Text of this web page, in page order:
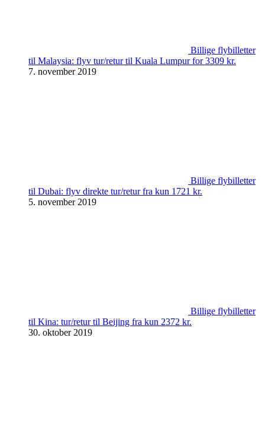
Billige flybilletter
til Malaysia: flyv tur/retur til Kuala Lumpur for 3309 kr.
7. november 2019
Billige flybilletter
til Dubai: flyv direkte tur/retur fra kun 1721 kr.
5. november 2019
Billige flybilletter
til Kina: tur/retur til Beijing fra kun 2372 kr.
30. oktober 2019